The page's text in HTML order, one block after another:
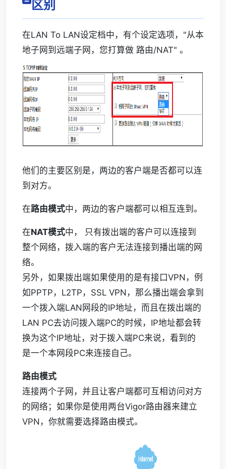
区别
在LAN To LAN设定档中，有个设定选项，"从本
地子网到远端子网，您打算做 路由/NAT" 。
他们的主要区别是，两边的客户端是否都可以连
到对方。
在路由模式中，两边的客户端都可以相互连到。
在NAT模式中， 只有拨出端的客户可以连接到
整个网络，拨入端的客户无法连接到播出端的网
络。
另外，如果拨出端如果使用的是有接口VPN，例
如PPTP，L2TP，SSL VPN，那么播出端会拿到
一个拨入端LAN网段的IP地址，而且在拨出端的
LAN PC去访问拨入端PC的时候，IP地址都会转
换为这个IP地址，对于拨入端PC来说，看到的
是一个本网段PC来连接自己。
路由模式
连接两个子网，并且让客户端都可互相访问对方
的网络；如果你是使用两台Vigor路由器来建立
VPN，你就需要选择路由模式。